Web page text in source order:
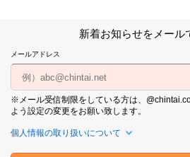
新着お知らせをメール
メールアドレス
※メール受信制限をしている方は、
よう設定の変更をお願い致します。
個人情報の取り扱いについて